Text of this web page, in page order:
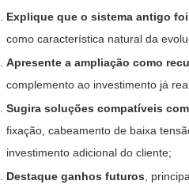
Explique que o sistema antigo
como característica natural da
Apresente a ampliação como
complemento ao investimento já
Sugira soluções compatíveis
fixação, cabeamento de baixa
investimento adicional do cliente;
Destaque ganhos futuros ,